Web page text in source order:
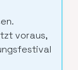
voraus,